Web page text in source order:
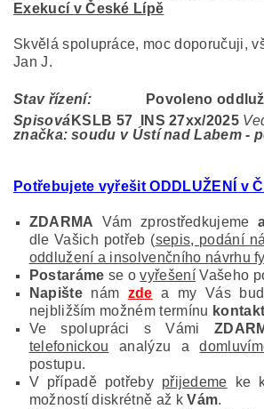
Exekucí v České Lípě
Skvělá spolupráce, moc doporučuji,
Jan J.
Stav řízení:
Povoleno
Spisová
značka:
KSLB 57 INS 27xx/2025
soudu v Ústí nad Labem -
Potřebujete vyřešit ODDLUŽENÍ v
ZDARMA Vám zprostředkujeme
dle Vašich potřeb (sepis, podání
oddlužení a insolvenčního návrhu
Postaráme se ovyřešeníVašeho
Napištenám zde a my Vás
nejbližším možném termínu
Ve spolupráci s Vámi
telefonickou analýzu a
postupu.
V případě potřeby přijedeme ke
možností diskrétně až kVám.